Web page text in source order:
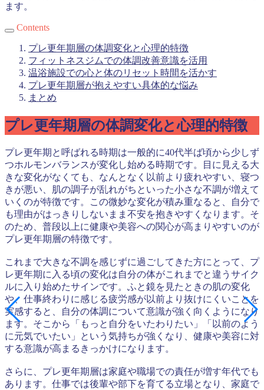
ます。
Contents
プレ更年期層の体調変化と心理的特徴
フィットネスジムでの体調改善意識を活用
温浴施設での心と体のリセット時間を活かす
プレ更年期層が抱えやすい具体的な悩み
まとめ
プレ更年期層の体調変化と心理的特徴
プレ更年期と呼ばれる時期は一般的に40代半ば頃から少しず
つホルモンバランスが変化し始める時期です。目に見える大
きな変化がなくても、なんとなく以前より疲れやすい、寝つ
きが悪い、肌の調子が乱れがちといった小さな不調が増えて
いくのが特徴です。この微妙な変化が積み重なると、自分で
も理由がはっきりしないまま不安を抱きやすくなります。そ
のため、普段以上に健康や美容への関心が高まりやすいのが
プレ更年期層の特徴です。
これまで大きな不調を感じずに過ごしてきた方にとって、プ
レ更年期に入る頃の変化は自分の体がこれまでと違うサイク
ルに入り始めたサインです。ふと鏡を見たときの肌の変化
や、仕事終わりに感じる疲労感が以前より抜けにくいことを
実感すると、自分の体調について意識が強く向くようになり
ます。そこから「もっと自分をいたわりたい」「以前のよう
に元気でいたい」という気持ちが強くなり、健康や美容に対
する意識が高まるきっかけになります。
さらに、プレ更年期層は家庭や職場での責任が増す年代でも
あります。仕事では後輩や部下を育てる立場となり、家庭で